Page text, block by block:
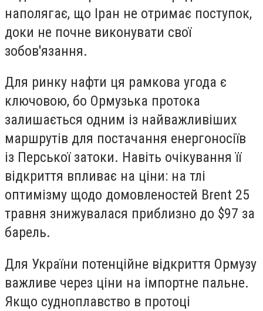
наполягає, що Іран не отримає поступок,
доки не почне виконувати свої
зобов'язання.
Для ринку нафти ця рамкова угода є
ключовою, бо Ормузька протока
залишається одним із найважливіших
маршрутів для постачання енергоносіїв
із Перської затоки. Навіть очікування її
відкриття впливає на ціни: на тлі
оптимізму щодо домовленостей Brent 25
травня знижувалася приблизно до $97 за
барель.
Для України потенційне відкриття Ормузу
важливе через ціни на імпортне пальне.
Якщо судноплавство в протоці